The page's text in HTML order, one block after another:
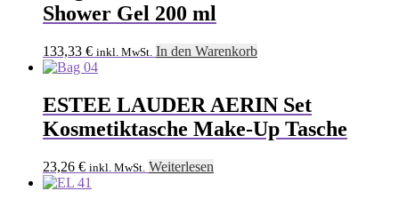
Shower Gel 200 ml
133,33 € inkl. MwSt. In den Warenkorb
ESTEE LAUDER AERIN Set
Kosmetiktasche Make-Up Tasche
23,26 € inkl. MwSt. Weiterlesen